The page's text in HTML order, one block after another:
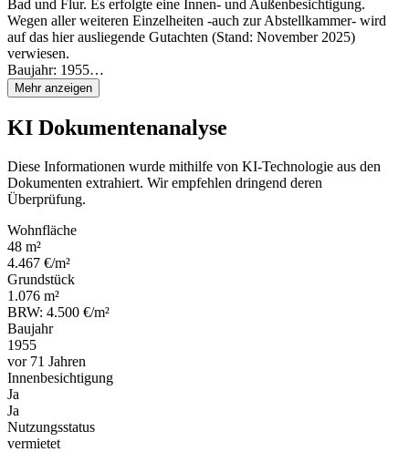
Bad und Flur. Es erfolgte eine Innen- und Außenbesichtigung.
Wegen aller weiteren Einzelheiten -auch zur Abstellkammer- wird
auf das hier ausliegende Gutachten (Stand: November 2025)
verwiesen.
Baujahr: 1955…
Mehr anzeigen
KI Dokumentenanalyse
Diese Informationen wurde mithilfe von KI-Technologie aus den
Dokumenten extrahiert. Wir empfehlen dringend deren
Überprüfung.
Wohnfläche
48 m²
4.467 €/m²
Grundstück
1.076 m²
BRW: 4.500 €/m²
Baujahr
1955
vor 71 Jahren
Innenbesichtigung
Ja
Ja
Nutzungsstatus
vermietet